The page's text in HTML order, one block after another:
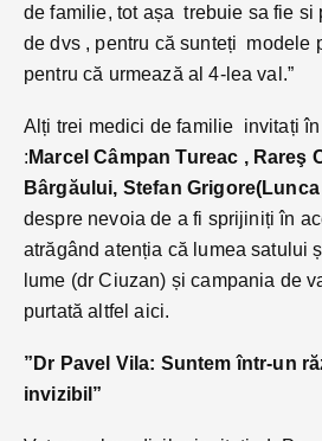
de familie, tot așa trebuie sa fie si
de dvs , pentru că sunteți modele
pentru că urmează al 4-lea val.”
Alți trei medici de familie invitați în
: Marcel Câmpan Tureac , Rareş
Bârgăului, Stefan
despre nevoia de a fi sprijiniți în
atrăgând atenția că lumea satului
lume (dr Ciuzan) și campania de
purtată altfel aici.
”Dr Pavel Vila: Suntem într-un
invizibil”